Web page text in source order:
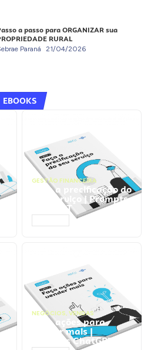
a passo para ORGANIZAR sua
RURAL
Paraná 21/04/2026
EBOOKS
GESTÃO FINANCEIRA
Faça a precificação do
seu serviço | Prompts
ChatGPT
NEGÓCIOS, VENDAS
Faça ações para
vender mais |
Prompts ChatGPT